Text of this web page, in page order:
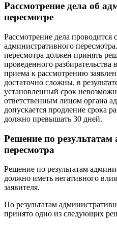
Рассмотрение дела об
пересмотре
Рассмотрение дела проводится
административного
пересмотра должен принять
проведенного
приема к рассмотрению
достаточно сложны, в
установленный срок
ответственным лицом органа
допускается продление срока
должно превышать 30 дней.
Решение по результатам
пересмотра
Решение по результатам
должно иметь негативного
заявителя.
По результатам
принято одно из следующих